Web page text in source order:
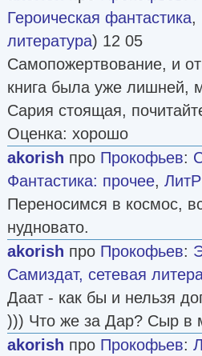
Героическая фантастика,
литература) 12 05
Самопожертвование, и
книга была уже лишней,
Сария стоящая,
Оценка: хорошо
akorish про Прокофьев:
Фантастика: прочее,
Переносимся в космос,
нудновато.
akorish про Прокофьев:
Самиздат, сетевая
Даат - как бы и нельзя
))) Что же за Дар? Сыр в
akorish про Прокофьев: